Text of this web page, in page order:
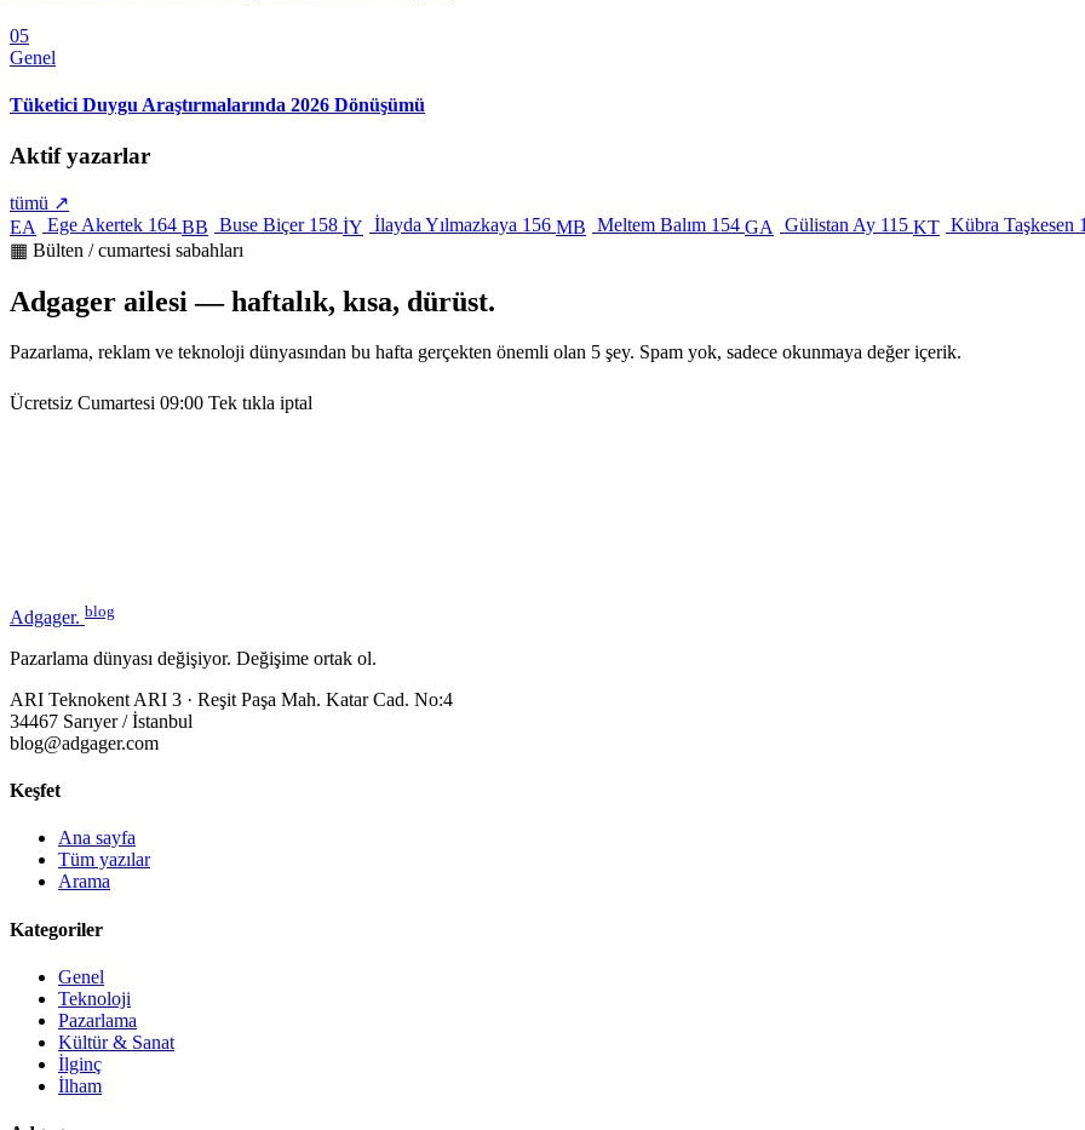
05
Genel
Tüketici Duygu Araştırmalarında 2026 Dönüşümü
Aktif yazarlar
tümü ↗
EA
Ege Akertek 164 BB Buse Biçer 158 İY İlayda Yılmazkaya 156 MB Meltem Balım 154 GA Gülistan Ay 115 KT Kübra Taşkesen
▦ Bülten / cumartesi sabahları
Adgager ailesi — haftalık, kısa, dürüst.
Pazarlama, reklam ve teknoloji dünyasından bu hafta gerçekten önemli olan 5 şey. Spam yok, sadece okunmaya değer içerik.
Ücretsiz Cumartesi 09:00 Tek tıkla iptal
Adgager. blog
Pazarlama dünyası değişiyor. Değişime ortak ol.
ARI Teknokent ARI 3 · Reşit Paşa Mah. Katar Cad. No:4
34467 Sarıyer / İstanbul
blog@adgager.com
Keşfet
Ana sayfa
Tüm yazılar
Arama
Kategoriler
Genel
Teknoloji
Pazarlama
Kültür & Sanat
İlginç
İlham